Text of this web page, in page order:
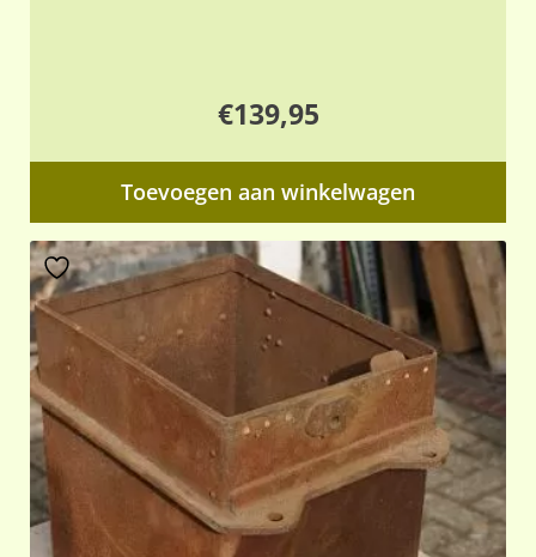
€139,95
Toevoegen aan winkelwagen